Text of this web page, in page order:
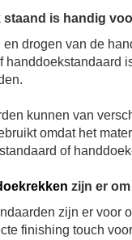
staand is handig
en drogen van de
handdoekstandaard
kunnen van
omdat het
of
zijn er
zijn er voor
finishing touch